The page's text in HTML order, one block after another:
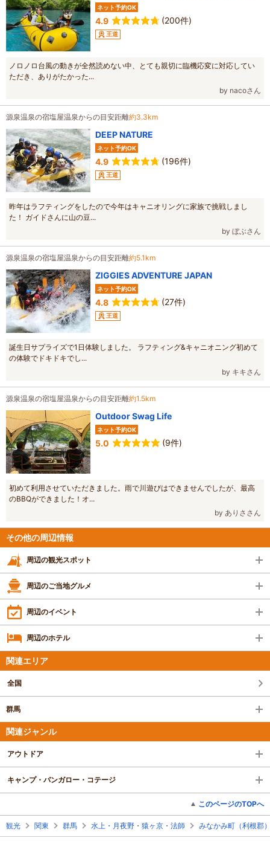
ネット予約OK
4.9 (200件)
王道
ノロノロ台風の動きが全然読めない中、とても親切に臨機応変に対応してい
ただき、ありがたかった...
by nacoさん
源泉温泉の宿塩屋温泉からの目安距離約3.3km
DEEP NATURE
ネット予約OK
4.9 (196件)
王道
昨年はラフティングをしたので今年はキャニオリングに家族で挑戦しまし
た！ ガイドさんに山の豆...
by ぼぶさん
源泉温泉の宿塩屋温泉からの目安距離約5.1km
ZIGGIES ADVENTURE JAPAN
ネット予約OK
4.8 (27件)
王道
誕生日サプライズで1日体験しました。 ラフティング&キャニオニング初めて
の体験でドキドキでし...
by キキさん
源泉温泉の宿塩屋温泉からの目安距離約1.5km
Outdoor Swag Life
ネット予約OK
5.0 (9件)
初めて利用させていただきました。雨で川遊びはできませんでしたが、最高
のBBQができました！オ...
by ありささん
その他の周辺情報
周辺の観光スポット
周辺のご当地グルメ
周辺のイベント
周辺のホテル
関連エリア
全国
群馬
関連ジャンル
アウトドア
キャンプ・バンガロー・コテージ
このページのTOPへ
観光 関東 群馬 水上・月夜野・猿ヶ京・法師 みなかみ町（利根郡